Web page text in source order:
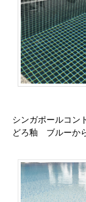
シンガポールコン
どろ釉 ブルーか